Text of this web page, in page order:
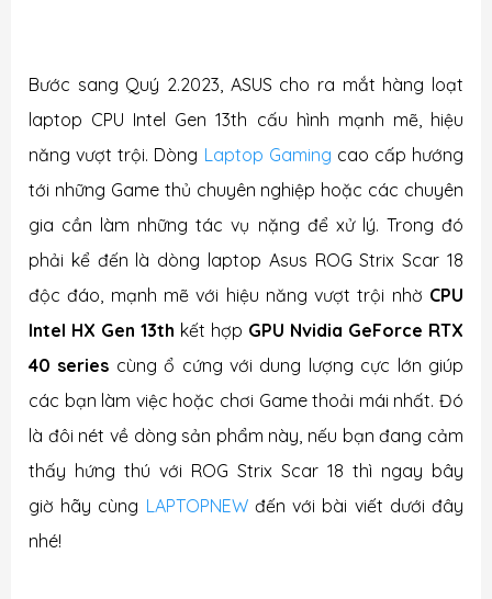
Bước sang Quý 2.2023, ASUS cho ra mắt hàng loạt
laptop CPU Intel Gen 13th cấu hình mạnh mẽ, hiệu
năng vượt trội. Dòng Laptop Gaming cao cấp hướng
tới những Game thủ chuyên nghiệp hoặc các chuyên
gia cần làm những tác vụ nặng để xử lý. Trong đó
phải kể đến là dòng laptop Asus ROG Strix Scar 18
độc đáo, mạnh mẽ với hiệu năng vượt trội nhờ CPU
Intel HX Gen 13th kết hợp GPU Nvidia GeForce RTX
40 series cùng ổ cứng với dung lượng cực lớn giúp
các bạn làm việc hoặc chơi Game thoải mái nhất. Đó
là đôi nét về dòng sản phẩm này, nếu bạn đang cảm
thấy hứng thú với ROG Strix Scar 18 thì ngay bây
giờ hãy cùng LAPTOPNEWđến với bài viết dưới đây
nhé!